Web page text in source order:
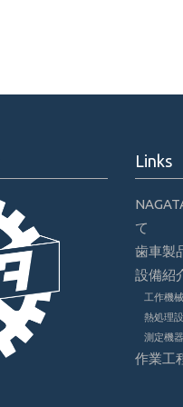
Links
て
歯車製
設備紹
工作機械
熱処理
測定機器
作業工